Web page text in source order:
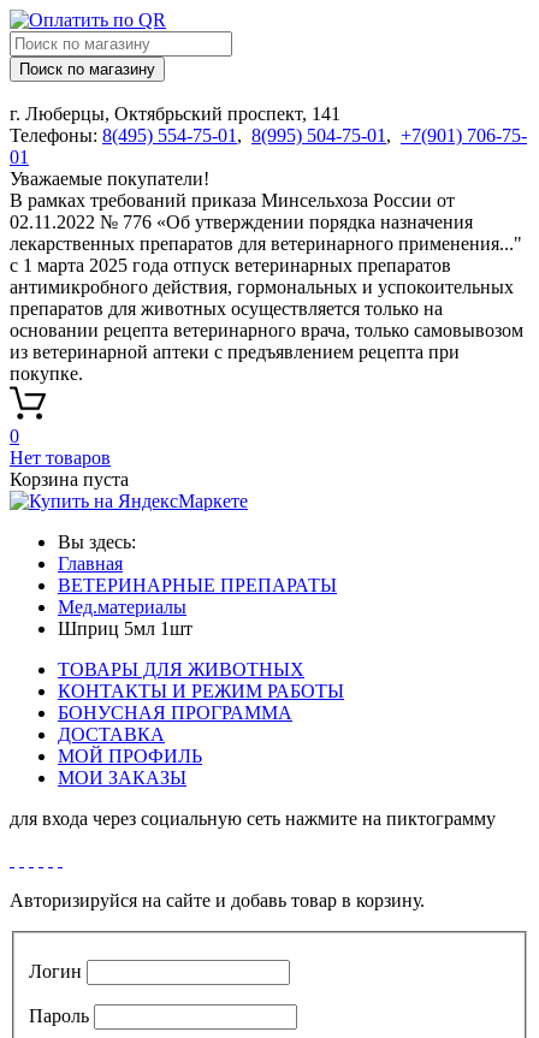
Поиск по магазину
г. Люберцы, Октябрьский проспект, 141
Телефоны: 8(495) 554-75-01 , 8(995) 504-75-01 , +7(901) 706-75-
01
Уважаемые покупатели!
В рамках требований приказа Минсельхоза России от
02.11.2022 № 776 «Об утверждении порядка назначения
лекарственных препаратов для ветеринарного применения..."
с 1 марта 2025 года отпуск ветеринарных препаратов
антимикробного действия, гормональных и успокоительных
препаратов для животных осуществляется только на
основании рецепта ветеринарного врача, только самовывозом
из ветеринарной аптеки с предъявлением рецепта при
покупке.
0
Нет товаров
Корзина пуста
Вы здесь:
Главная
ВЕТЕРИНАРНЫЕ ПРЕПАРАТЫ
Мед.материалы
Шприц 5мл 1шт
ТОВАРЫ ДЛЯ ЖИВОТНЫХ
КОНТАКТЫ И РЕЖИМ РАБОТЫ
БОНУСНАЯ ПРОГРАММА
ДОСТАВКА
МОЙ ПРОФИЛЬ
МОИ ЗАКАЗЫ
для входа через социальную сеть нажмите на пиктограмму
Авторизируйся на сайте и добавь товар в корзину.
Логин
Пароль